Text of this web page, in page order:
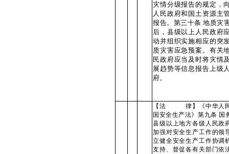
灾情分级报告的规定，
人民政府和国土资源主
报告。第三十条 地质灾
后，县级以上人民政府
动并组织实施相应的突
质灾害应急预案。有关
民政府应当及时将灾情
展趋势等信息报告上级
府。
【法 律】《中华人
国安全生产法》第九条 国
县级以上地方各级人民政
加强对安全生产工作的领
立健全安全生产工作协调
支持、督促各有关部门依